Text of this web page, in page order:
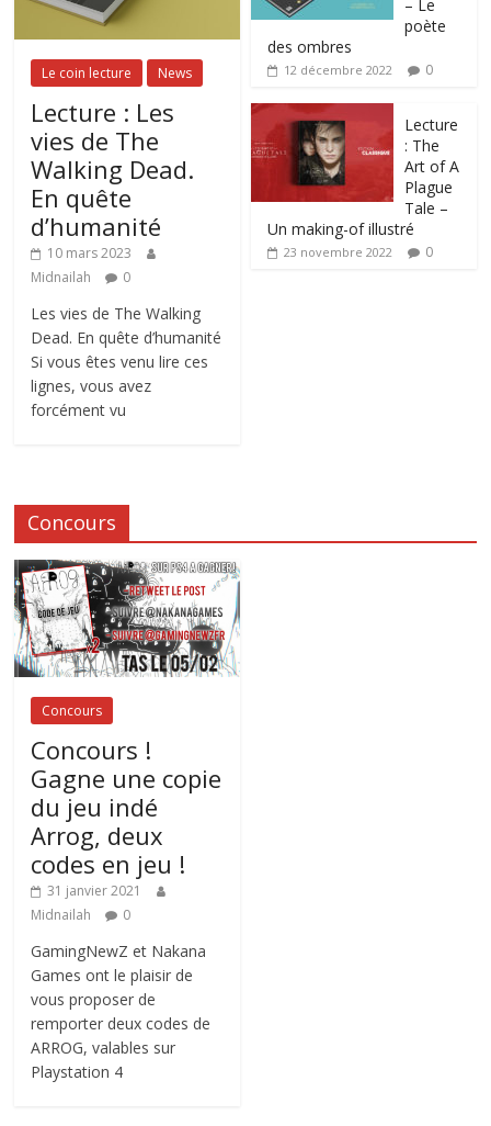
Le coin lecture News
Lecture : Les
vies de The
Walking Dead.
En quête
d’humanité
10 mars 2023
Midnailah
0
Les vies de The Walking
Dead. En quête d’humanité
Si vous êtes venu lire ces
lignes, vous avez
forcément vu
– Le
poète
des ombres
12 décembre 2022 0
Lecture
: The
Art of A
Plague
Tale –
Un making-of illustré
23 novembre 2022 0
Concours
Concours
Concours !
Gagne une copie
du jeu indé
Arrog, deux
codes en jeu !
31 janvier 2021
Midnailah
0
GamingNewZ et Nakana
Games ont le plaisir de
vous proposer de
remporter deux codes de
ARROG, valables sur
Playstation 4